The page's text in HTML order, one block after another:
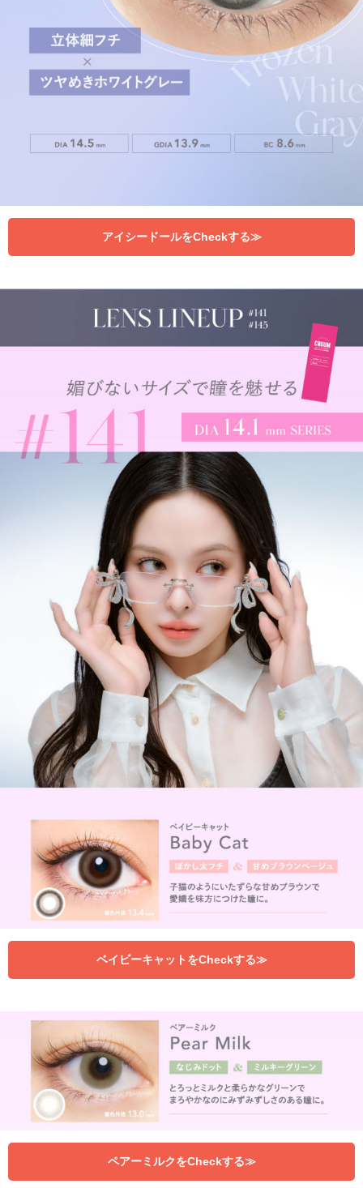
アイシードールをCheckする≫
ベイビーキャットをCheckする≫
ペアーミルクをCheckする≫